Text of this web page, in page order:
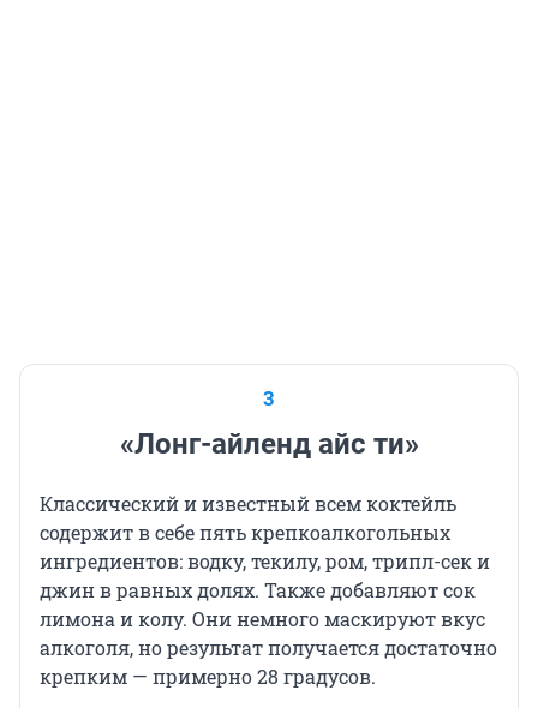
3
«Лонг-айленд айс ти»
Классический и известный всем коктейль
содержит в себе пять крепкоалкогольных
ингредиентов: водку, текилу, ром, трипл-сек и
джин в равных долях. Также добавляют сок
лимона и колу. Они немного маскируют вкус
алкоголя, но результат получается достаточно
крепким — примерно 28 градусов.